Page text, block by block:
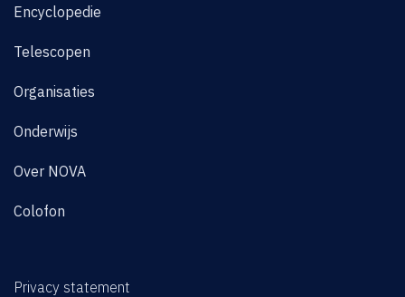
Encyclopedie
Telescopen
Organisaties
Onderwijs
Over NOVA
Colofon
Privacy statement